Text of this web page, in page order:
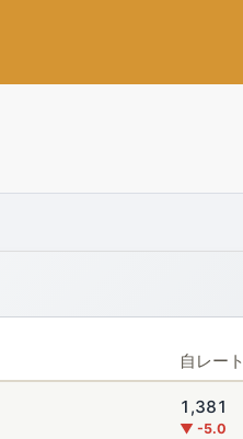
自レート
1,381
▼ -5.0